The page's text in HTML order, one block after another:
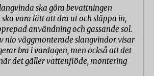
ska göra bevattningen
vara lätt att dra ut och släppa in,
användning och gassande sol.
nio väggmonterade slangvindor visar
bra i vardagen, men också att det
det gäller vattenflöde, montering